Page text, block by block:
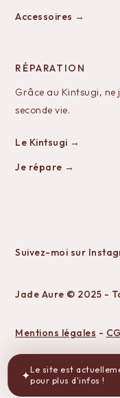
Accessoires →
RÉPARATION
Grâce au Kintsugi, ne
seconde vie.
Le Kintsugi →
Je répare →
Suivez-moi sur
Jade Aure © 2025 -
Mentions légales -
✦Le site est
pour plus d'infos !